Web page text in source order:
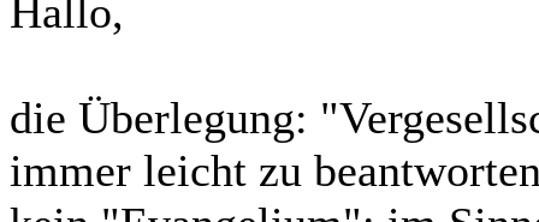
Hallo,
die Überlegung:
immer leicht zu